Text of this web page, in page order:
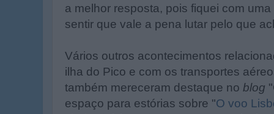
a melhor resposta, pois fiquei com
sentir que vale a pena lutar pelo que
Vários outros acontecimentos
ilha do Pico e com os transportes
também mereceram destaque no blog
espaço para estórias sobre "O voo